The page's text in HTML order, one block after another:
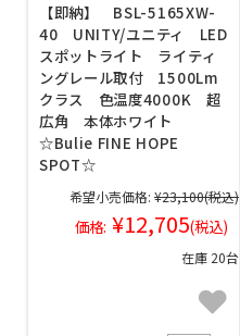
【即納】 BSL-5165XW-
40 UNITY/ユニティ LED
スポットライト ライティ
ングレール取付 1500Lm
クラス 色温度4000K 超
広角 本体ホワイト
☆Bulie FINE HOPE
SPOT☆
希望小売価格: ¥23,100(税込)
価格: ¥12,705(税込)
在庫 20台